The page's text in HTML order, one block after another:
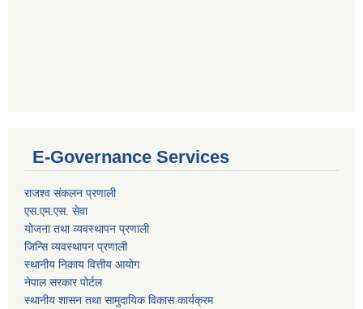
E-Governance Services
राजश्व संकलन प्रणाली
एस.एम.एस. सेवा
योजना तथा व्यवस्थापन प्रणाली
जिन्सि व्यवस्थापन प्रणाली
स्थानीय निकाय वित्तीय आयोग
नेपाल सरकार पोर्टल
स्थानीय शासन तथा सामुदायिक विकास कार्यक्रम